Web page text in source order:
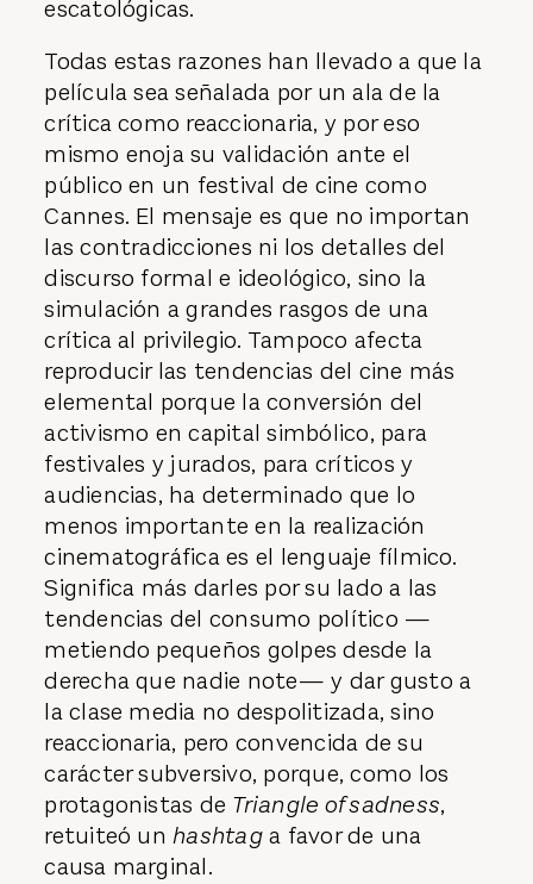
escatológicas.
Todas estas razones han llevado a que la
película sea señalada por un ala de la
crítica como reaccionaria, y por eso
mismo enoja su validación ante el
público en un festival de cine como
Cannes. El mensaje es que no importan
las contradicciones ni los detalles del
discurso formal e ideológico, sino la
simulación a grandes rasgos de una
crítica al privilegio. Tampoco afecta
reproducir las tendencias del cine más
elemental porque la conversión del
activismo en capital simbólico, para
festivales y jurados, para críticos y
audiencias, ha determinado que lo
menos importante en la realización
cinematográfica es el lenguaje fílmico.
Significa más darles por su lado a las
tendencias del consumo político —
metiendo pequeños golpes desde la
derecha que nadie note— y dar gusto a
la clase media no despolitizada, sino
reaccionaria, pero convencida de su
carácter subversivo, porque, como los
protagonistas de Triangle of sadness,
retuiteó unhashtaga favor de una
causa marginal.